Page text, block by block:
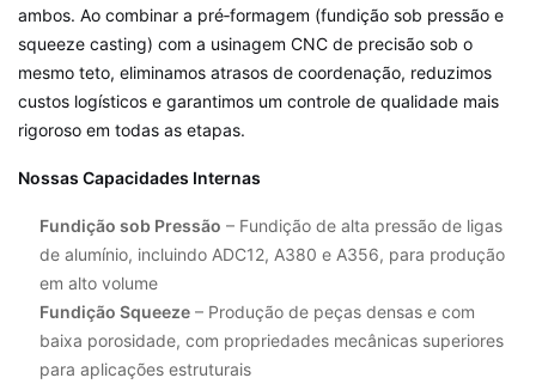
ambos. Ao combinar a pré‑formagem (fundição sob pressão e
squeeze casting) com a usinagem CNC de precisão sob o
mesmo teto, eliminamos atrasos de coordenação, reduzimos
custos logísticos e garantimos um controle de qualidade mais
rigoroso em todas as etapas.
Nossas Capacidades Internas
Fundição sob Pressão – Fundição de alta pressão de ligas
de alumínio, incluindo ADC12, A380 e A356, para produção
em alto volume
Fundição Squeeze – Produção de peças densas e com
baixa porosidade, com propriedades mecânicas superiores
para aplicações estruturais